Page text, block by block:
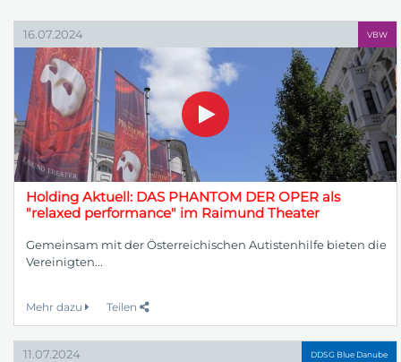
16.07.2024 VBW
Holding Aktuell: DAS PHANTOM DER OPER als
"relaxed performance" im Raimund Theater
Gemeinsam mit der Österreichischen Autistenhilfe bieten die
Vereinigten...
Mehr dazu Teilen
11.07.2024 DDSG Blue Danube